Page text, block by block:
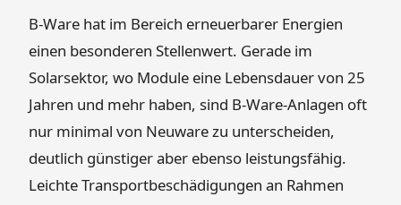
B-Ware hat im Bereich erneuerbarer Energien
einen besonderen Stellenwert. Gerade im
Solarsektor, wo Module eine Lebensdauer von 25
Jahren und mehr haben, sind B-Ware-Anlagen oft
nur minimal von Neuware zu unterscheiden,
deutlich günstiger aber ebenso leistungsfähig.
Leichte Transportbeschädigungen an Rahmen